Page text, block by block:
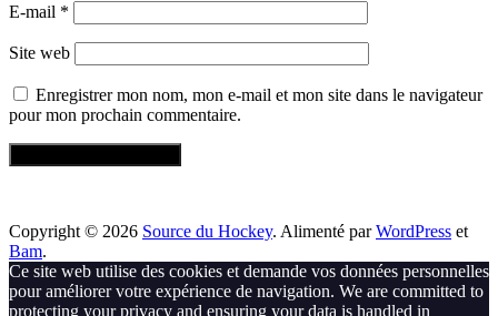
E-mail *
Site web
Enregistrer mon nom, mon e-mail et mon site dans le navigateur
pour mon prochain commentaire.
Copyright © 2026 Source du Hockey. Alimenté parWordPress et
Bam.
Ce site web utilise des cookies et demande vos données personnelles
pour améliorer votre expérience de navigation. We are committed to
protecting your privacy and ensuring your data is handled in